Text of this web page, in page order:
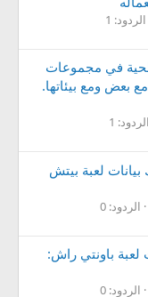
الردود: 1
في مجموعات
بعض ومع بيئاتها.
الردود: 1
لعبة بيتش
الردود: 0
لعبة باونتي راش:
الردود: 0